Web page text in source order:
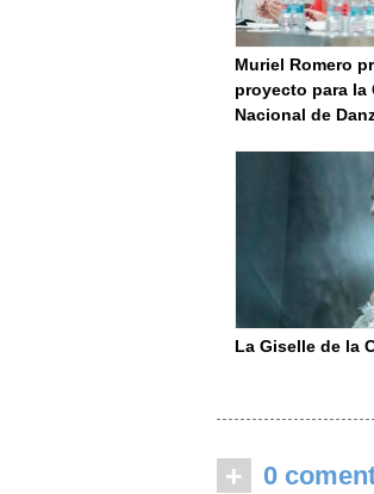
Muriel Romero
proyecto para la
Nacional de
La Giselle de la
+ 0